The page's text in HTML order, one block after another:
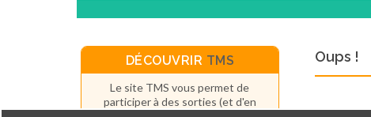
Oups !
DÉCOUVRIR TMS
Le site TMS vous permet de
participer à des sorties (et d'en